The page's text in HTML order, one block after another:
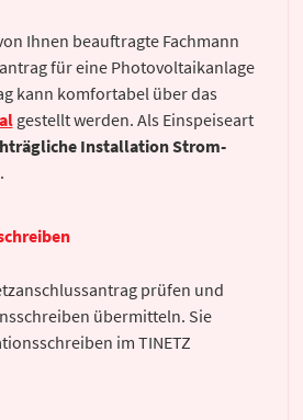
Ihnen beauftragte Fachmann
für eine Photovoltaikanlage
kann komfortabel über das
gestellt werden. Als Einspeiseart
Installation Strom-
prüfen und
übermitteln. Sie
im TINETZ